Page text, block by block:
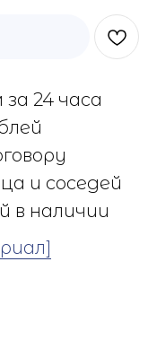
24 часа
и соседей
в наличии